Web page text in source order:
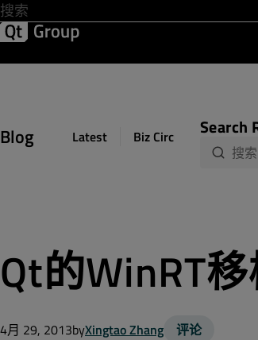
Blog Latest Biz Circuit Dev
Search
Qt的WinRT
4月 29, 2013byXingtao Zhang 评论